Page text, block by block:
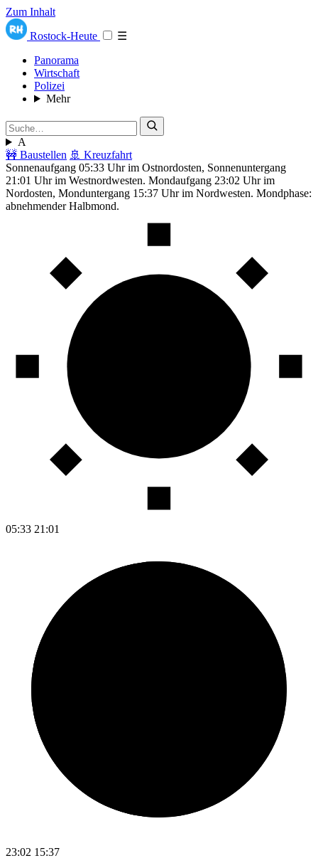
Zum Inhalt
Rostock-Heute
☰
Panorama
Wirtschaft
Polizei
Mehr
A
🚧 Baustellen 🚢 Kreuzfahrt
Sonnenaufgang 05:33 Uhr im Ostnordosten, Sonnenuntergang
21:01 Uhr im Westnordwesten. Mondaufgang 23:02 Uhr im
Nordosten, Monduntergang 15:37 Uhr im Nordwesten. Mondphase:
abnehmender Halbmond.
05:33 21:01
23:02 15:37